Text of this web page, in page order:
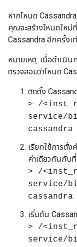
หากโหนด
คุณจะสร้างโหนดให
Cassandra อีกครั้ง
หมายเหตุ: เมื่อดำเนิ
ตรวจสอบว่าโหนด
ติดตั้ง
> /
service/
เรียกใช้การตั้ง
ค่าเดียวกันกับ
> /
service/
เริ่มต้น
> /
service/